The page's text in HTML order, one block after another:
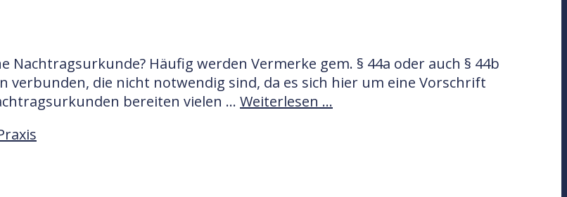
Nachtragsurkunde? Häufig werden Vermerke gem. § 44a oder auch § 44b
die nicht notwendig sind, da es sich hier um eine Vorschrift
bereiten vielen … Weiterlesen …